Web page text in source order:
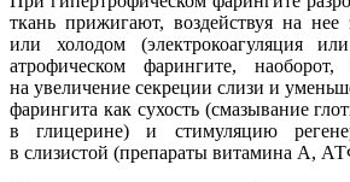
ткань прижигают, воздействуя на нее
или холодом (электрокоагуляция
атрофическом фарингите, наоборот,
на увеличение секреции слизи и
фарингита как сухость (смазывание
в глицерине) и стимуляцию
в слизистой (препараты витамина А,